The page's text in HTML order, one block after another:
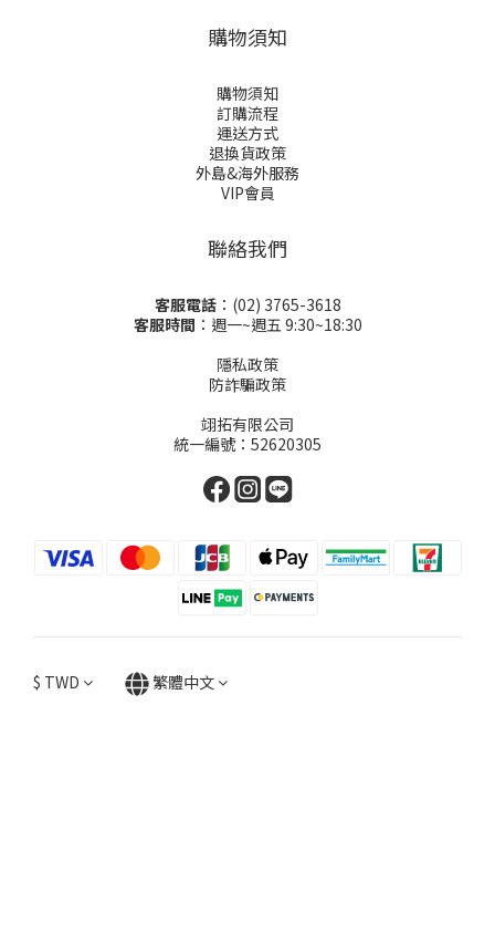
購物須知
購物須知
訂購流程
運送方式
退換貨政策
外島&海外服務
VIP會員
聯絡我們
客服電話：(02) 3765-3618
客服時間 ：週一~週五 9:30~18:30
隱私政策
防詐騙政策
翊拓有限公司
統一編號：52620305
$ TWD 繁體中文